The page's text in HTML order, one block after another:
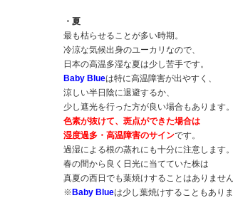
・夏
最も枯らせることが多い時期。
冷涼な気候出身のユーカリなので、
日本の高温多湿な夏は少し苦手です。
Baby Blueは特に高温障害が出やすく、
涼しい半日陰に退避するか、
少し遮光を行った方が良い場合もあります。
色素が抜けて、斑点ができた場合は
湿度過多・高温障害のサインです。
過湿による根の蒸れにも十分に注意します。
春の間から良く日光に当てていた株は
真夏の西日でも葉焼けすることはありません
※ Baby Blueは少し葉焼けすることもありま